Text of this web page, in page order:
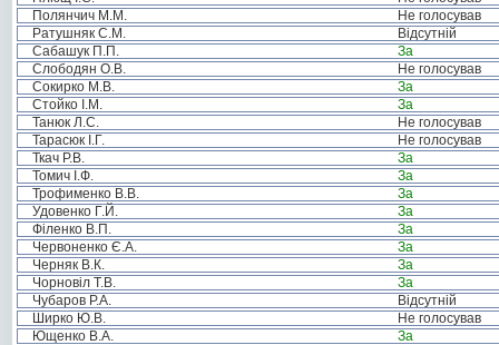
Полянчич М.М.
Не голосував
Ратушняк С.М.
Відсутній
Сабашук П.П.
За
Слободян О.В.
Не голосував
Сокирко М.В.
За
Стойко І.М.
За
Танюк Л.С.
Не голосував
Тарасюк І.Г.
Не голосував
Ткач Р.В.
За
Томич І.Ф.
За
Трофименко В.В.
За
Удовенко Г.Й.
За
Філенко В.П.
За
Червоненко Є.А.
За
Черняк В.К.
За
Чорновіл Т.В.
За
Чубаров Р.А.
Відсутній
Ширко Ю.В.
Не голосував
Ющенко В.А.
За